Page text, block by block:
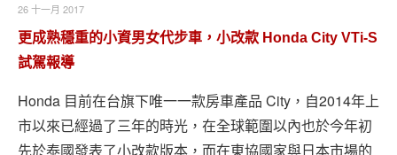
人車軼事
試車報導
車型比拼
26 十一月 2017
更成熟穩重的小資男女代步車，小改款 Honda City VTi-S
試駕報導
Honda 目前在台旗下唯一一款房車產品 City，自2014年上
市以來已經過了三年的時光，在全球範圍以內也於今年初
先於泰國發表了小改款版本，而在東協國家與日本市場的